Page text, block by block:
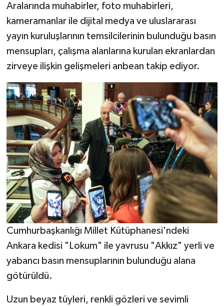
Aralarında muhabirler, foto muhabirleri,
kameramanlar ile dijital medya ve uluslararası
yayın kuruluşlarının temsilcilerinin bulunduğu basın
mensupları, çalışma alanlarına kurulan ekranlardan
zirveye ilişkin gelişmeleri anbean takip ediyor.
Cumhurbaşkanlığı Millet Kütüphanesi'ndeki
Ankara kedisi "Lokum" ile yavrusu "Akkız" yerli ve
yabancı basın mensuplarının bulunduğu alana
götürüldü.
Uzun beyaz tüyleri, renkli gözleri ve sevimli